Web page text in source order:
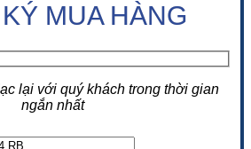
MUA HÀNG
lại với quý khách trong thời gian
ngắn nhất